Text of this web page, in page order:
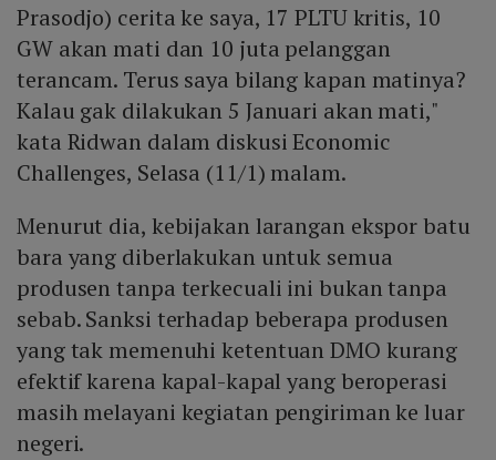
Prasodjo) cerita ke saya, 17 PLTU kritis, 10
GW akan mati dan 10 juta pelanggan
terancam. Terus saya bilang kapan matinya?
Kalau gak dilakukan 5 Januari akan mati,"
kata Ridwan dalam diskusi Economic
Challenges, Selasa (11/1) malam.
Menurut dia, kebijakan larangan ekspor batu
bara yang diberlakukan untuk semua
produsen tanpa terkecuali ini bukan tanpa
sebab. Sanksi terhadap beberapa produsen
yang tak memenuhi ketentuan DMO kurang
efektif karena kapal-kapal yang beroperasi
masih melayani kegiatan pengiriman ke luar
negeri.